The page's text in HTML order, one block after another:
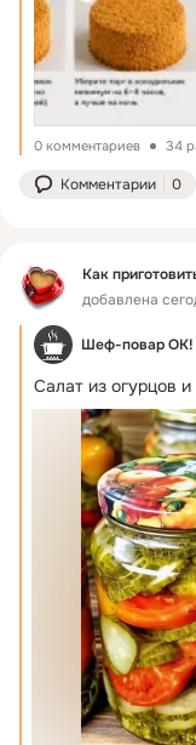
0 комментариев 34
Комментарии 0
Как
добавлена
Шеф-повар ОК!
Салат из огурцов